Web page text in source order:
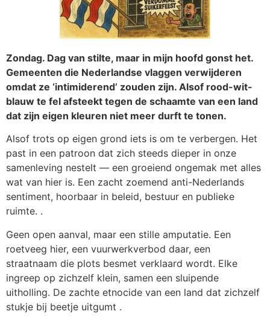
Zondag. Dag van stilte, maar in mijn hoofd gonst het.
Gemeenten die Nederlandse vlaggen verwijderen
omdat ze ‘intimiderend’ zouden zijn. Alsof rood-wit-
blauw te fel afsteekt tegen de schaamte van een land
dat zijn eigen kleuren niet meer durft te tonen.
Alsof trots op eigen grond iets is om te verbergen. Het
past in een patroon dat zich steeds dieper in onze
samenleving nestelt — een groeiend ongemak met alles
wat van hier is. Een zacht zoemend anti-Nederlands
sentiment, hoorbaar in beleid, bestuur en publieke
ruimte. .
Geen open aanval, maar een stille amputatie. Een
roetveeg hier, een vuurwerkverbod daar, een
straatnaam die plots besmet verklaard wordt. Elke
ingreep op zichzelf klein, samen een sluipende
uitholling. De zachte etnocide van een land dat zichzelf
stukje bij beetje uitgumt .